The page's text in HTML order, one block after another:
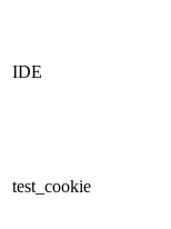
IDE
test_cookie